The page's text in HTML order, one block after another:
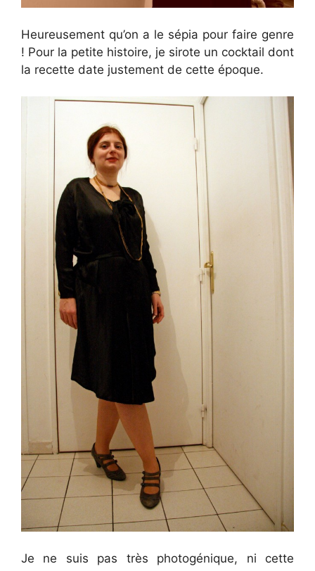
Heureusement qu’on a le sépia pour faire genre
! Pour la petite histoire, je sirote un cocktail dont
la recette date justement de cette époque.
Je ne suis pas très photogénique, ni cette